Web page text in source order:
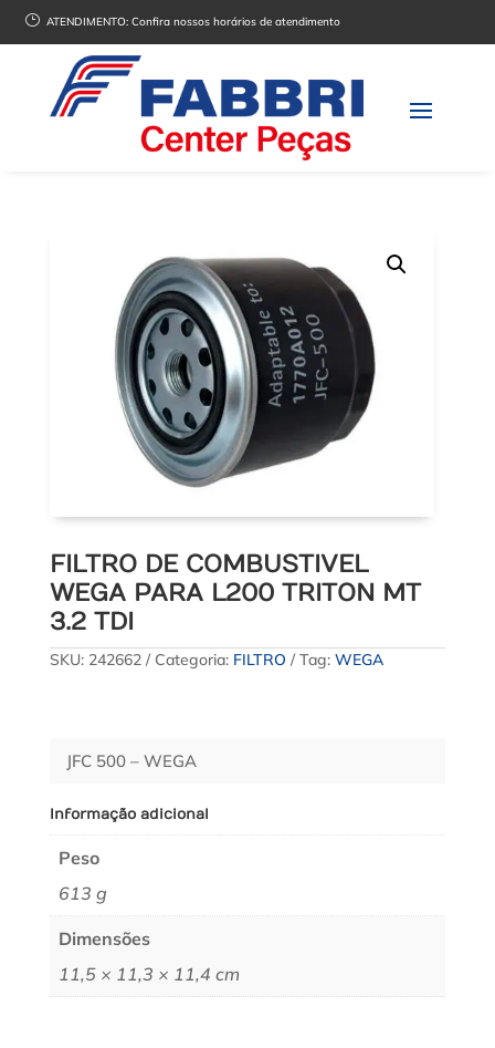
} ATENDIMENTO:Confira nossos horários de atendimento
FILTRO DE COMBUSTIVEL
WEGA PARA L200 TRITON MT
3.2 TDI
SKU: 242662 Categoria: FILTRO Tag: WEGA
JFC 500 – WEGA
Informação adicional
Peso
613 g
Dimensões
11,5 × 11,3 × 11,4 cm